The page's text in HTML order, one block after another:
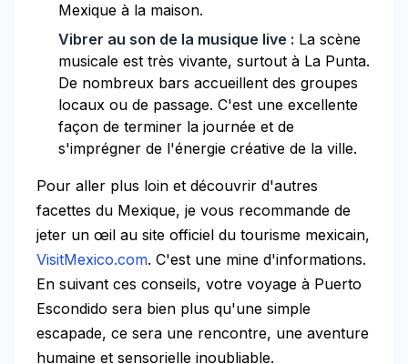
Mexique à la maison.
Vibrer au son de la musique live : La scène
musicale est très vivante, surtout à La Punta.
De nombreux bars accueillent des groupes
locaux ou de passage. C'est une excellente
façon de terminer la journée et de
s'imprégner de l'énergie créative de la ville.
Pour aller plus loin et découvrir d'autres
facettes du Mexique, je vous recommande de
jeter un œil au site officiel du tourisme mexicain,
VisitMexico.com. C'est une mine d'informations.
En suivant ces conseils, votre voyage à Puerto
Escondido sera bien plus qu'une simple
escapade, ce sera une rencontre, une aventure
humaine et sensorielle inoubliable.